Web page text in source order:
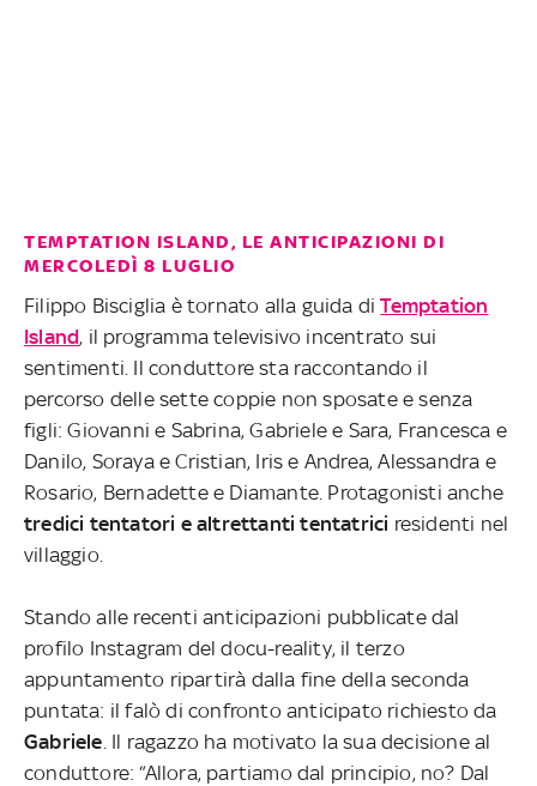
TEMPTATION ISLAND, LE ANTICIPAZIONI DI
MERCOLEDÌ 8 LUGLIO
Filippo Bisciglia è tornato alla guida diTemptation
Island, il programma televisivo incentrato sui
sentimenti. Il conduttore sta raccontando il
percorso delle sette coppie non sposate e senza
figli: Giovanni e Sabrina, Gabriele e Sara, Francesca e
Danilo, Soraya e Cristian, Iris e Andrea, Alessandra e
Rosario, Bernadette e Diamante. Protagonisti anche
tredici tentatori e altrettanti tentatrici residenti nel
villaggio.
Stando alle recenti anticipazioni pubblicate dal
profilo Instagram del docu-reality, il terzo
appuntamento ripartirà dalla fine della seconda
puntata: il falò di confronto anticipato richiesto da
Gabriele . Il ragazzo ha motivato la sua decisione al
conduttore: “Allora, partiamo dal principio, no? Dal